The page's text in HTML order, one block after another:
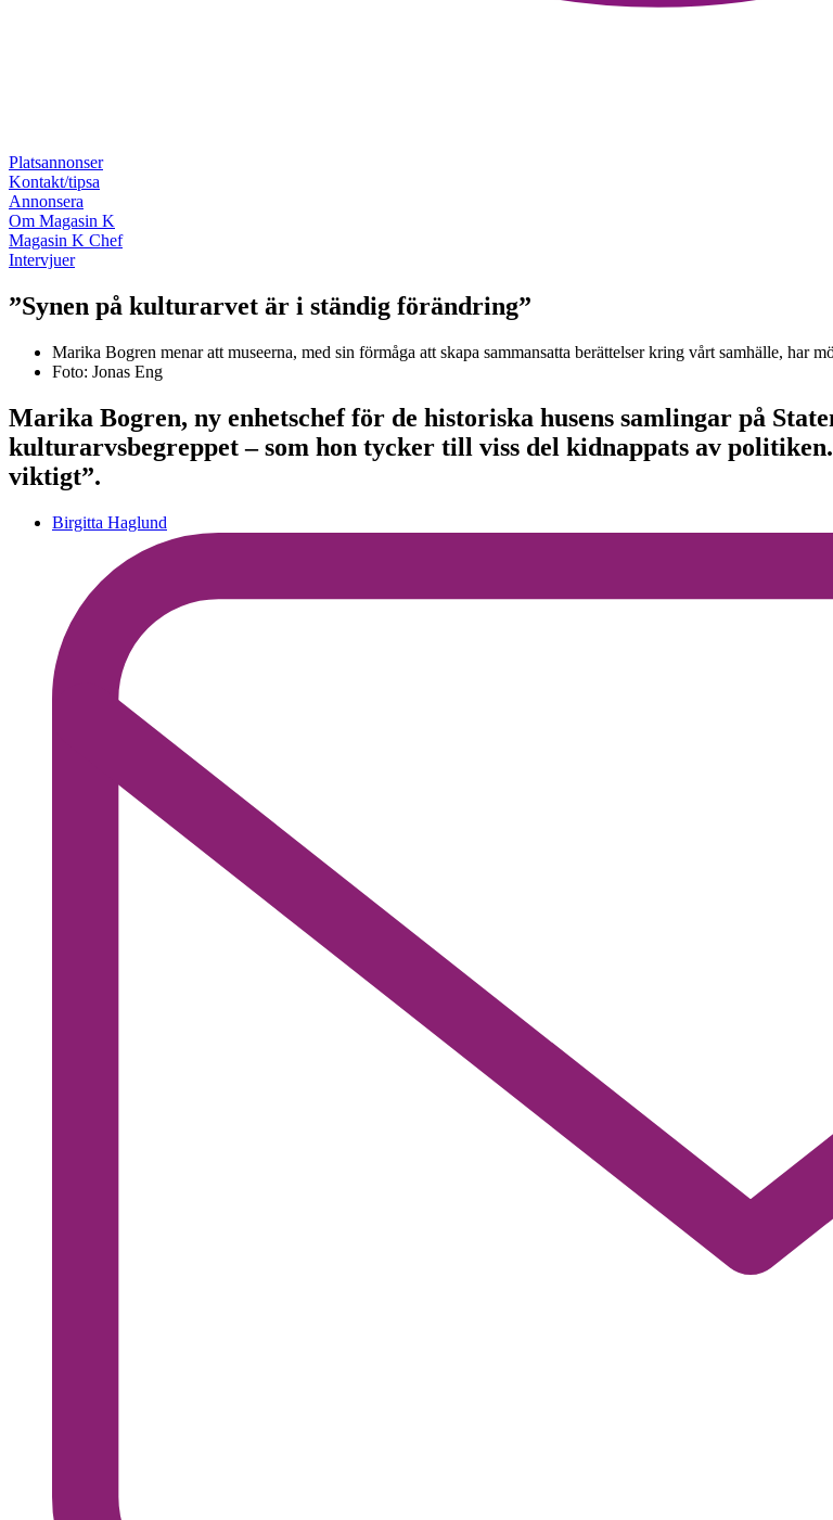
Platsannonser
Kontakt/tipsa
Annonsera
Om Magasin K
Magasin K Chef
Intervjuer
”Synen på kulturarvet är i ständig förändring”
Marika Bogren menar att museerna, med sin förmåga att skapa sammansatta berättelser kring vårt samhälle, har
Foto: Jonas Eng
Marika Bogren, ny enhetschef för de historiska husens samlingar på
kulturarvsbegreppet – som hon tycker till viss del kidnappats av
viktigt”.
Birgitta Haglund